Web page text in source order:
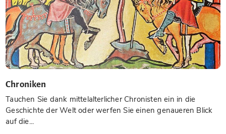
Chroniken
Tauchen Sie dank mittelalterlicher Chronisten ein in die
Geschichte der Welt oder werfen Sie einen genaueren Blick
auf die...